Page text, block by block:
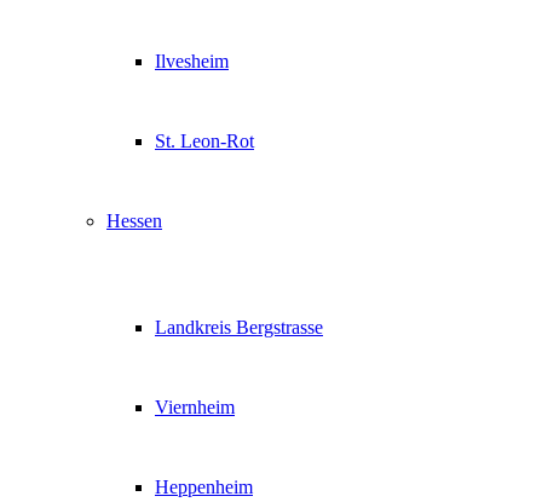
Ilvesheim
St. Leon-Rot
Hessen
Landkreis Bergstrasse
Viernheim
Heppenheim